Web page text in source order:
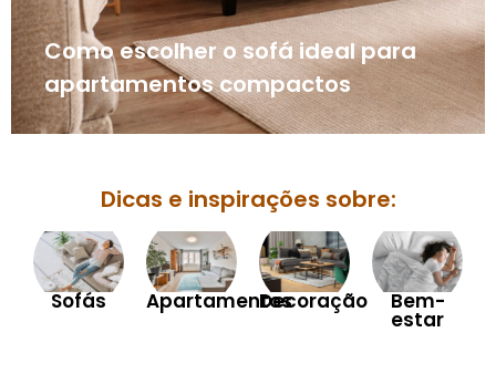
Como escolher o sofá ideal para
apartamentos compactos
Dicas e inspirações sobre:
Sofás ApartamentosDecoração Bem-
estar